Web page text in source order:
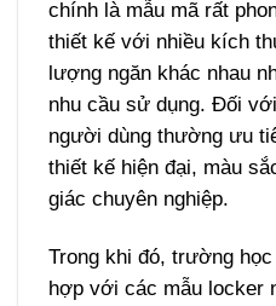
chính là mẫu mã rất
thiết kế với nhiều kích
lượng ngăn khác nhau
nhu cầu sử dụng.Đối
người dùng thường ưu
thiết kế hiện đại, màu
giác chuyên nghiệp.
Trong khi đó, trường
hợp với các mẫu locker